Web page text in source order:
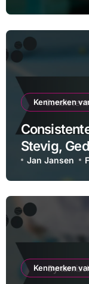
Kenmerken
Stevig,
Jan Jansen
Kenmerken